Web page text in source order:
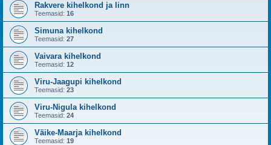
Rakvere kihelkond ja linn
Teemasid: 16
Simuna kihelkond
Teemasid: 27
Vaivara kihelkond
Teemasid: 12
Viru-Jaagupi kihelkond
Teemasid: 23
Viru-Nigula kihelkond
Teemasid: 24
Väike-Maarja kihelkond
Teemasid: 19